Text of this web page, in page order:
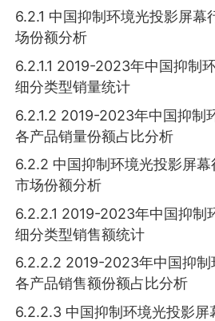
6.2.1 中国抑制环境光投影屏幕
场份额分析
6.2.1.1 2019-2023年中国抑制
细分类型销量统计
6.2.1.2 2019-2023年中国抑制
各产品销量份额占比分析
6.2.2 中国抑制环境光投影屏幕
市场份额分析
6.2.2.1 2019-2023年中国抑制
细分类型销售额统计
6.2.2.2 2019-2023年中国抑制
各产品销售额份额占比分析
6.2.2.3 中国抑制环境光投影屏